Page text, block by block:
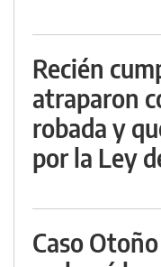
Recién
atraparon
robada y
por la Ley
Caso